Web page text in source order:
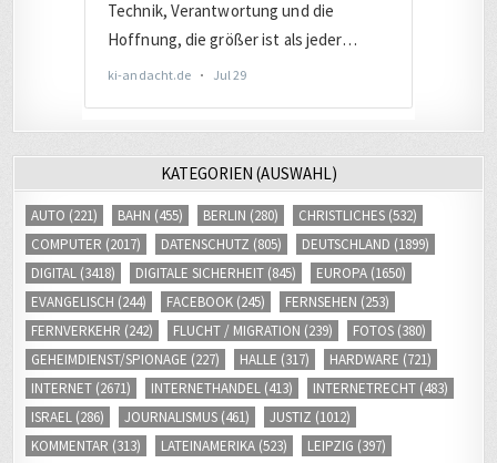
KATEGORIEN (AUSWAHL)
AUTO (221) BAHN (455) BERLIN (280) CHRISTLICHES (532)
COMPUTER (2017) DATENSCHUTZ (805) DEUTSCHLAND (1899)
DIGITAL (3418) DIGITALE SICHERHEIT (845) EUROPA (1650)
EVANGELISCH (244) FACEBOOK (245) FERNSEHEN (253)
FERNVERKEHR (242) FLUCHT / MIGRATION (239) FOTOS (380)
GEHEIMDIENST/SPIONAGE (227) HALLE (317) HARDWARE (721)
INTERNET (2671) INTERNETHANDEL (413) INTERNETRECHT (483)
ISRAEL (286) JOURNALISMUS (461) JUSTIZ (1012)
KOMMENTAR (313) LATEINAMERIKA (523) LEIPZIG (397)